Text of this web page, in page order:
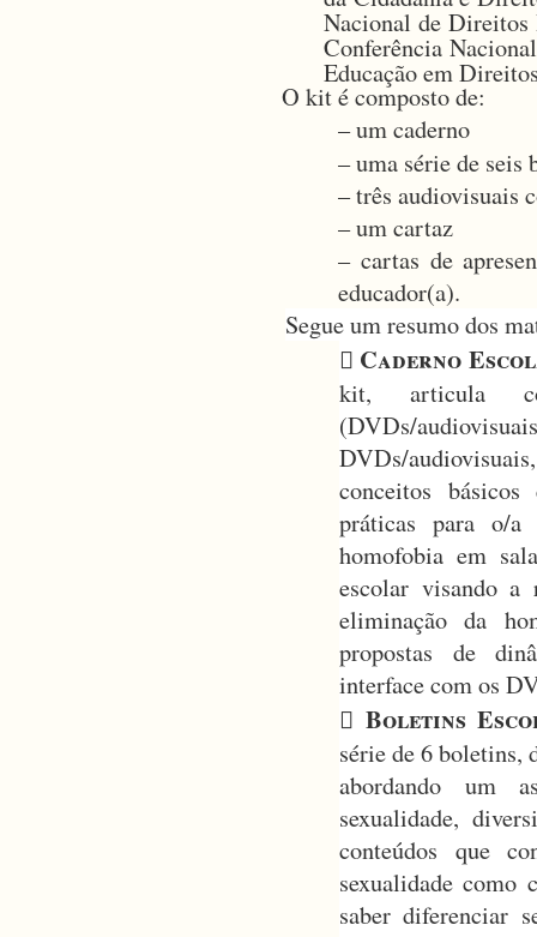
Nacional de Direitos
Conferência
Educação em
O kit é composto de:
– um caderno
– uma série de seis
– três audiovisuais
– um cartaz
– cartas de
educador(a).
Segue um resumo dos
 Caderno
kit, articula
(DVDs/
DVDs/
conceitos básicos
práticas para o/a
homofobia em
escolar visando a
eliminação da
propostas de
interface com os
 Boletins
série de 6 boletins,
abordando um
sexualidade,
conteúdos que
sexualidade como
saber diferenciar